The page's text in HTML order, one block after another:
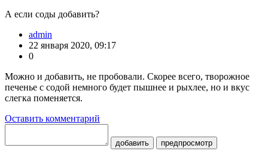
А если соды добавить?
admin
22 января 2020, 09:17
0
Можно и добавить, не пробовали. Скорее всего, творожное
печенье с содой немного будет пышнее и рыхлее, но и вкус
слегка поменяется.
Оставить комментарий
добавить предпросмотр